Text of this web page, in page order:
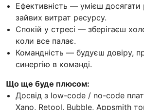
Ефективність — умієш досягати
зайвих витрат ресурсу.
Спокій у стресі — зберігаєш
коли все палає.
Командність — будуєш довіру,
синергію в команді.
Що ще буде плюсом:
Досвід з low-code / no-code
Xano, Retool, Bubble, Appsmith